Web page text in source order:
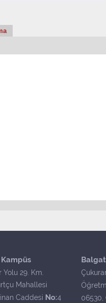
Yolu 29. Km.
Mahallesi
Caddesi No:4
06530,